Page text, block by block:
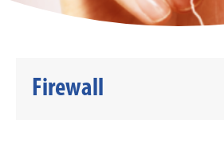
Firewall